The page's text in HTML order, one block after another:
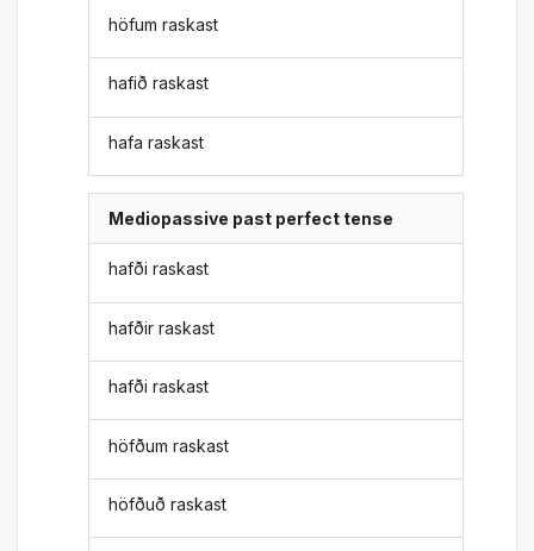
höfum raskast
hafið raskast
hafa raskast
Mediopassive past perfect tense
hafði raskast
hafðir raskast
hafði raskast
höfðum raskast
höfðuð raskast